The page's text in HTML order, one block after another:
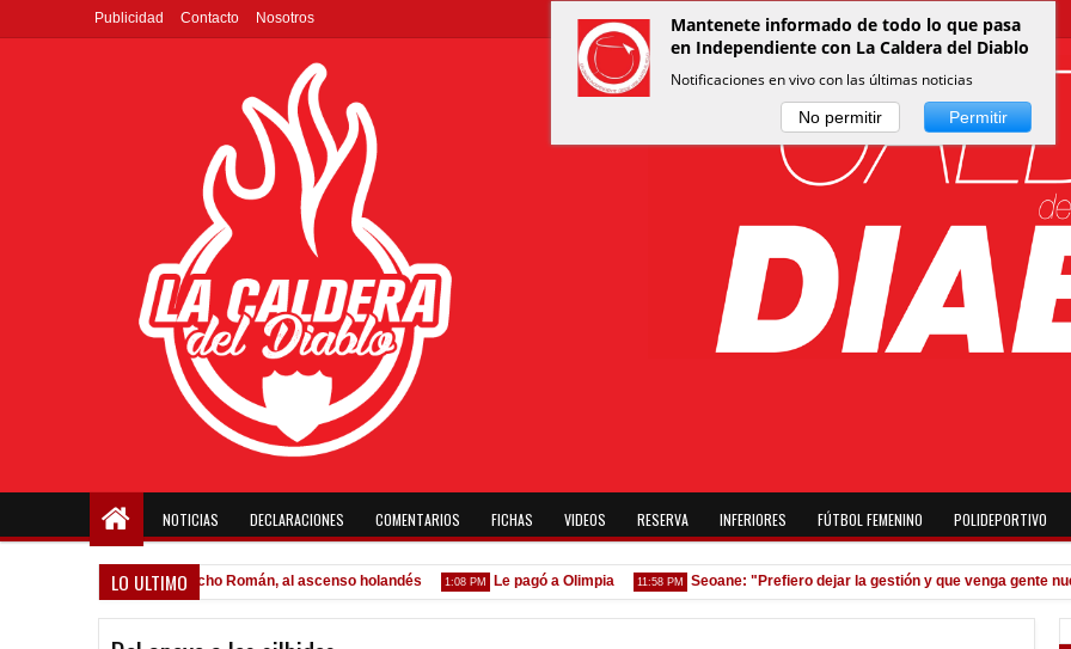
Publicidad Contacto Nosotros
NOTICIAS DECLARACIONES COMENTARIOS FICHAS VIDEOS RESERVA INFERIORES FÚTBOL FEMENINO POLIDEPORTIVO
LO ULTIMO
Pocho Román, al ascenso holandés 1:08 PM Le pagó a Olimpia 11:58 PM Seoane: "Prefiero dejar la gestión y que venga gente nueva"
Mantenete informado de todo lo que pasa
en Independiente con La Caldera del Diablo
Notificaciones en vivo con las últimas noticias
No permitir Permitir